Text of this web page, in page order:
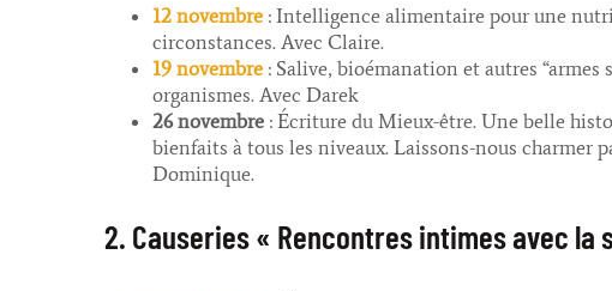
12 novembre : Intelligence alimentaire pour une
circonstances. Avec Claire.
19 novembre : Salive, bioémanation et autres “armes
organismes. Avec Darek
26 novembre : Écriture du Mieux-être. Une belle
bienfaits à tous les niveaux. Laissons-nous charmer
Dominique.
2. Causeries « Rencontres intimes avec la